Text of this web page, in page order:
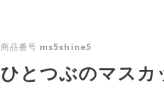
商品番号 ms5shine5
ひとつぶのマスカ